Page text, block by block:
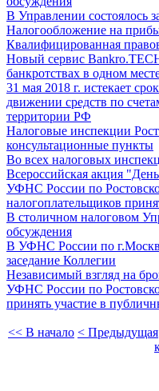
В Управлении состоялось
Налогообложение на
Квалифицированная
Новый сервис
банкротствах в одном
31 мая 2018 г. истекает
движении средств по
территории РФ
Налоговые инспекции
консультационные пункты
Во всех налоговых
Всероссийская акция
УФНС России по
налогоплательщиков
В столичном налоговом
обсуждения
В УФНС России по
заседание Коллегии
Независимый взгляд на
УФНС России по
принять участие в
<< В начало < Предыдущая